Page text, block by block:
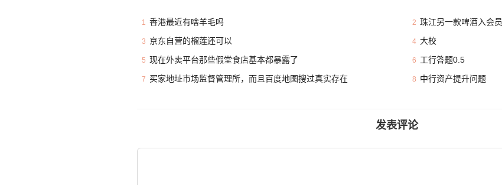
1 香港最近有啥羊毛吗 2 珠江另一款啤酒入会
3 京东自营的榴莲还可以 4 大校
5 现在外卖平台那些假堂食店基本都暴露了 6 工行答题0.5
7 买家地址市场监督管理所，而且百度地图搜过真实存在 8 中行资产提升问题
发表评论